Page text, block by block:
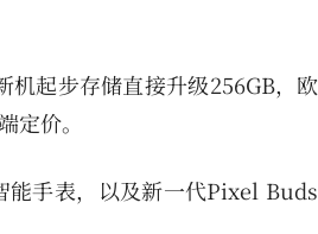
起步存储直接升级256GB，
价。
手表，以及新一代Pixel Buds